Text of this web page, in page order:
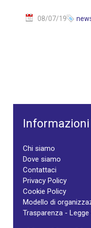
08/07/19
Informazioni
Chi siamo
Dove siamo
Contattaci
Privacy Policy
Cookie Policy
Modello di
Trasparenza -